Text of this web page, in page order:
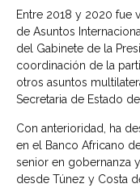
Entre 2018 y 2020 fue
de Asuntos
del Gabinete de la
coordinación de la
otros asuntos
Secretaria de Estado
Con anterioridad, ha
en el Banco Africano
senior en gobernanza
desde Túnez y Costa